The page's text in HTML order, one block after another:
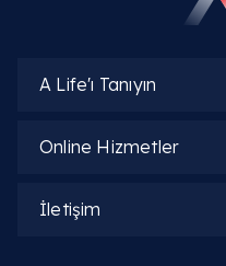
A Life'ı Tanıyın
Online Hizmetler
İletişim